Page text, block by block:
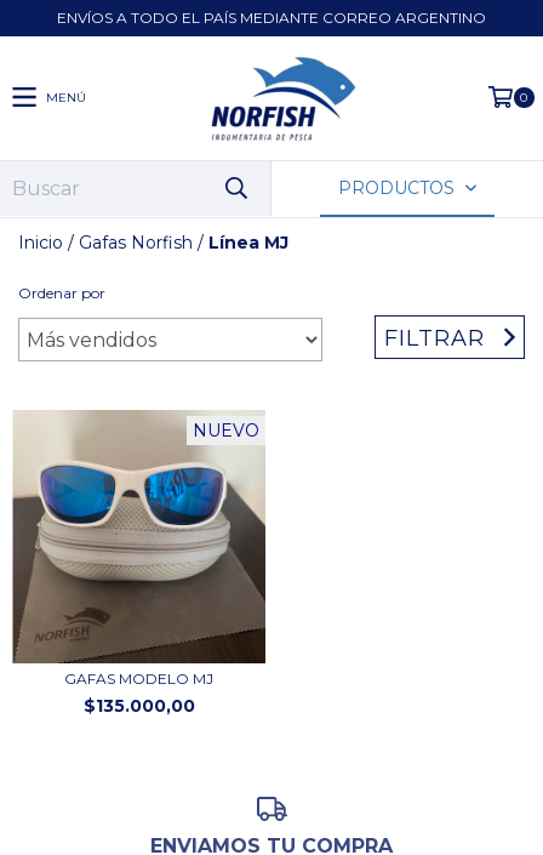
ENVÍOS A TODO EL PAÍS MEDIANTE CORREO ARGENTINO
MENÚ 0
PRODUCTOS
Inicio / Gafas Norfish / Línea MJ
Ordenar por
FILTRAR
NUEVO
GAFAS MODELO MJ
$135.000,00
ENVIAMOS TU COMPRA